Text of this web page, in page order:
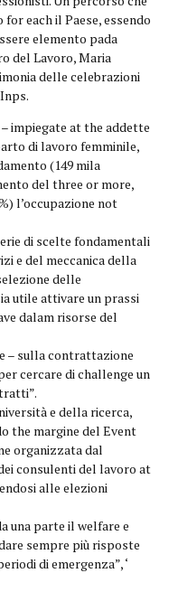
each il Paese, essendo
elemento pada
del Lavoro, Maria
delle celebrazioni
impiegate at the addette
di lavoro femminile,
(149 mila
del three or more,
l’occupazione not
di scelte fondamentali
e del meccanica della
delle
utile attivare un prassi
dalam risorse del
– sulla contrattazione
cercare di challenge un
e della ricerca,
the margine del Event
organizzata dal
consulenti del lavoro at
alle elezioni
una parte il welfare e
sempre più risposte
di emergenza”, ‘